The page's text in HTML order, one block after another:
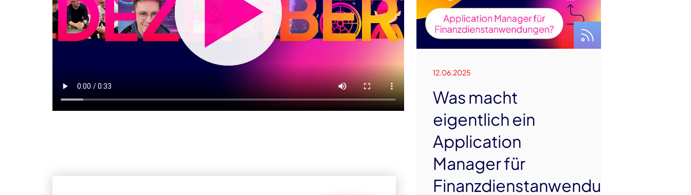
12.06.2025
Was macht
eigentlich ein
Application
Manager für
Finanzdienstanwendungen?